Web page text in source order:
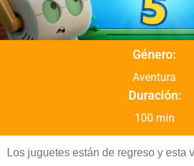
Género:
Aventura
Duración:
100 min
Los juguetes están de regreso y esta